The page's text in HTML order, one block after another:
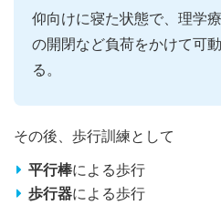
仰向けに寝た状態で、理学
の開閉など負荷をかけて可
る。
その後、歩行訓練として
平行棒による歩行
歩行器による歩行